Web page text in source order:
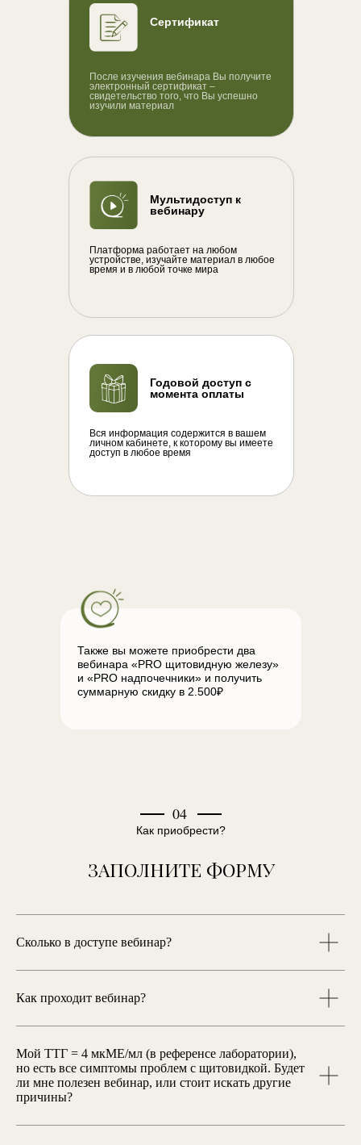
Вся информация содержится в вашем
личном кабинете, к которому вы имеете
доступ в любое время
Годовой доступ с
момента оплаты
Платформа работает на любом
устройстве, изучайте материал в любое
время и в любой точке мира
Мультидоступ к
вебинару
После изучения вебинара Вы получите
электронный сертификат –
свидетельство того, что Вы успешно
изучили материал
Сертификат
Также вы можете приобрести два
вебинара «PRO щитовидную железу»
и «PRO надпочечники» и получить
суммарную скидку в 2.500₽
04
Как приобрести?
ЗАПОЛНИТЕ ФОРМУ
Сколько в доступе вебинар?
Как проходит вебинар?
Мой ТТГ = 4 мкМЕ/мл (в референсе лаборатории),
но есть все симптомы проблем с щитовидкой. Будет
ли мне полезен вебинар, или стоит искать другие
причины?